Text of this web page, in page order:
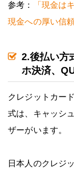
参考：
「現金は
現金への厚い信
2.後払い方
ホ決済、
クレジットカー
式は、キャッシ
ザーがいます。
日本人のクレジ